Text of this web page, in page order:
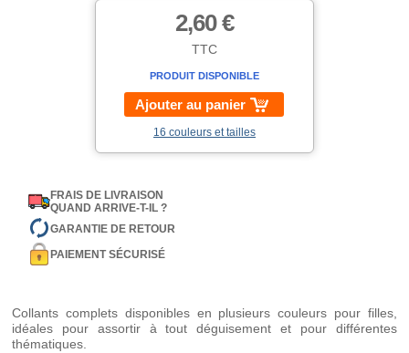
2,60 €
TTC
PRODUIT DISPONIBLE
Ajouter au panier
16 couleurs et tailles
FRAIS DE LIVRAISON
QUAND ARRIVE-T-IL ?
GARANTIE DE RETOUR
PAIEMENT SÉCURISÉ
Collants complets disponibles en plusieurs couleurs pour filles,
idéales pour assortir à tout déguisement et pour différentes
thématiques.